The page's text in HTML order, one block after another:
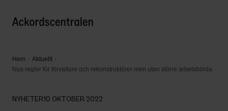
Hem
Aktuellt
Nya regler för förvaltare och rekonstruktörer men utan större arbetsbörda
NYHETER10 OKTOBER 2022